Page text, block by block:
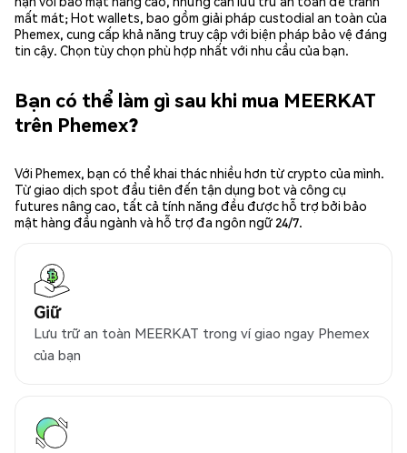
mất mát; Hot wallets, bao gồm giải pháp custodial an toàn của
Phemex, cung cấp khả năng truy cập với biện pháp bảo vệ đáng
tin cậy. Chọn tùy chọn phù hợp nhất với nhu cầu của bạn.
Bạn có thể làm gì sau khi mua MEERKAT
trên Phemex?
Với Phemex, bạn có thể khai thác nhiều hơn từ crypto của mình.
Từ giao dịch spot đầu tiên đến tận dụng bot và công cụ
futures nâng cao, tất cả tính năng đều được hỗ trợ bởi bảo
mật hàng đầu ngành và hỗ trợ đa ngôn ngữ 24/7.
Giữ
Lưu trữ an toàn MEERKAT trong ví giao ngay Phemex
của bạn